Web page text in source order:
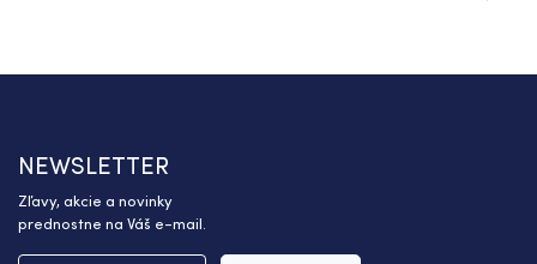
NEWSLETTER
Zľavy, akcie a novinky
prednostne na Váš e-mail.